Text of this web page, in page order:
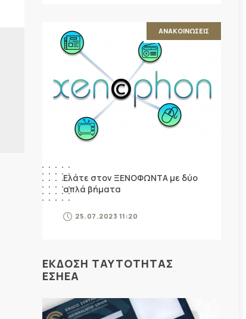
ΑΝΑΚΟΙΝΩΣΕΙΣ
Ελάτε στον ΞΕΝΟΦΩΝΤΑ με δύο
απλά βήματα
25.07.2023 11:20
ΕΚΔΟΣΗ ΤΑΥΤΟΤΗΤΑΣ
ΕΣΗΕΑ